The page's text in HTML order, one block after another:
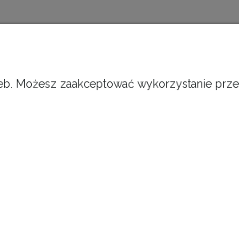
O NAS
Możesz zaakceptować wykorzystanie